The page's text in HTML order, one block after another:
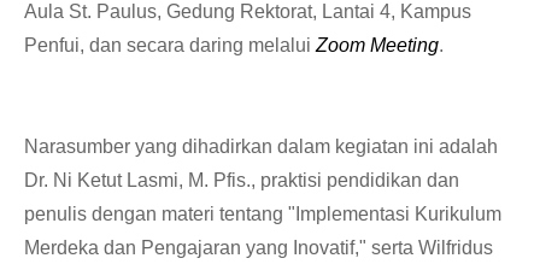
Aula St. Paulus, Gedung Rektorat, Lantai 4, Kampus
Penfui, dan secara daring melaluiZoom Meeting.
Narasumber yang dihadirkan dalam kegiatan ini adalah
Dr. Ni Ketut Lasmi, M. Pfis., praktisi pendidikan dan
penulis dengan materi tentang "Implementasi Kurikulum
Merdeka dan Pengajaran yang Inovatif," serta Wilfridus